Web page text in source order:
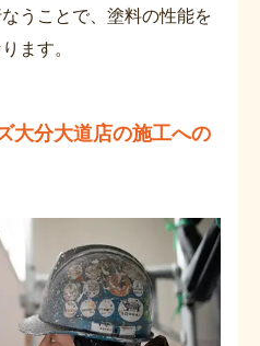
うことで、塗料の性能を
ます。
大分大道店の施工への